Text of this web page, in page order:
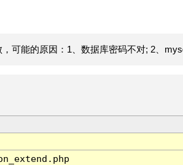
可能的原因：1、数据库密码不对; 2、